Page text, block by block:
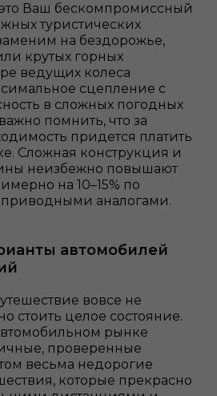
Ваш бескомпромиссный
туристических
на бездорожье,
крутых горных
ведущих колеса
сцепление с
в сложных погодных
помнить, что за
придется платить
Сложная конструкция и
неизбежно повышают
на 10–15% по
аналогами.
автомобилей
вовсе не
стоить целое состояние.
рынке
проверенные
весьма недорогие
которые прекрасно